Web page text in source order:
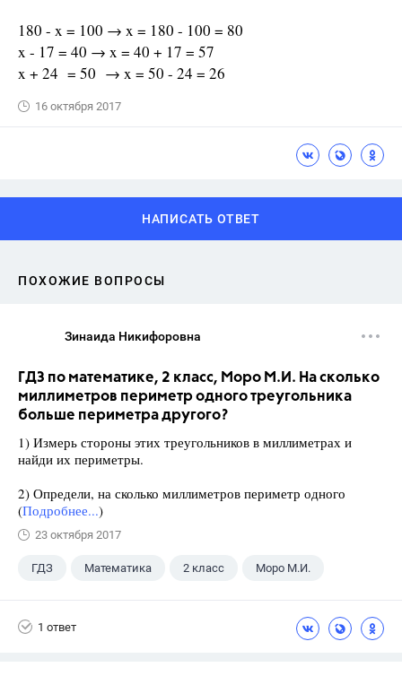
180 - x = 100 → x = 180 - 100 = 80
x - 17 = 40 → x = 40 + 17 = 57
x + 24 = 50 → x = 50 - 24 = 26
16 октября 2017
НАПИСАТЬ ОТВЕТ
ПОХОЖИЕ ВОПРОСЫ
Зинаида Никифоровна
ГДЗ по математике, 2 класс, Моро М.И. На сколько
миллиметров периметр одного треугольника
больше периметра другого?
1) Измерь стороны этих треугольников в миллиметрах и
найди их периметры.
2) Определи, на сколько миллиметров периметр одного
(Подробнее...)
23 октября 2017
ГДЗ Математика 2 класс Моро М.И.
1 ответ